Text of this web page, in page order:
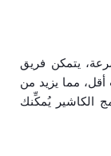
يتمكن فريق
مما يزيد من
الكاشير يُمكِّنك